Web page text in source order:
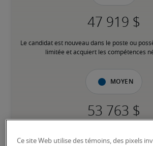
Le candidat est nouveau dans le poste ou
limitée et acquiert les compétences
Moyen
répond à la plupart des exigences ou
Ce site Web utilise des témoins, des pixels